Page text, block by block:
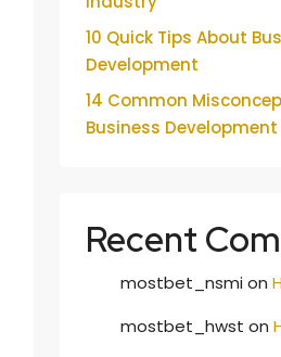
10 Quick Tips About
Development
14 Common
Business Development
Recent
mostbet_nsmion
mostbet_hwst on